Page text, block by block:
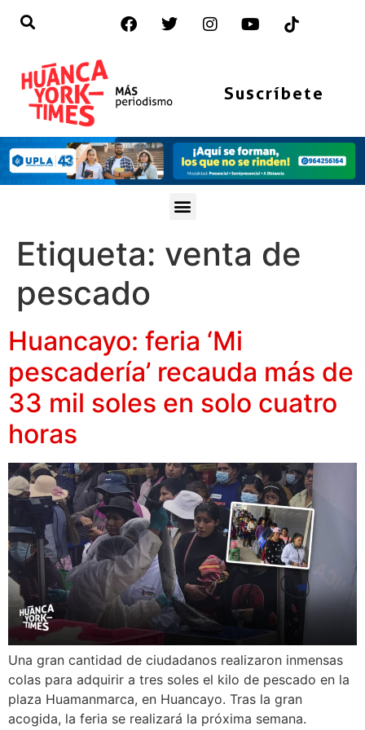
Suscríbete
Etiqueta: venta de
pescado
Huancayo: feria ‘Mi
pescadería’ recauda más de
33 mil soles en solo cuatro
horas
Una gran cantidad de ciudadanos realizaron inmensas
colas para adquirir a tres soles el kilo de pescado en la
plaza Huamanmarca, en Huancayo. Tras la gran
acogida, la feria se realizará la próxima semana.